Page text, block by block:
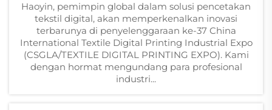
Haoyin, pemimpin global dalam solusi pencetakan
tekstil digital, akan memperkenalkan inovasi
terbarunya di penyelenggaraan ke-37 China
International Textile Digital Printing Industrial Expo
(CSGLA/TEXTILE DIGITAL PRINTING EXPO). Kami
dengan hormat mengundang para profesional
industri...